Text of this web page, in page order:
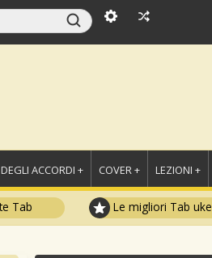
ACCORDI + COVER + LEZIONI +
Tab Le migliori Tab uke